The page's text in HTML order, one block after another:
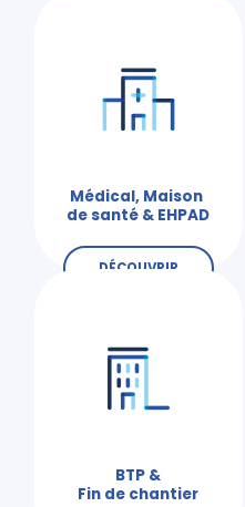
Médical, Maison
de santé & EHPAD
DÉCOUVRIR
BTP &
Fin de chantier